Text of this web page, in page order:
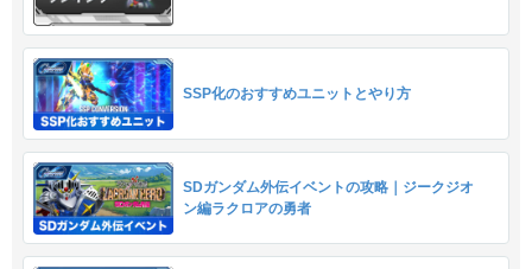
SSP化のおすすめユニットとやり方
SDガンダム外伝イベントの攻略｜ジークジオ
ン編ラクロアの勇者